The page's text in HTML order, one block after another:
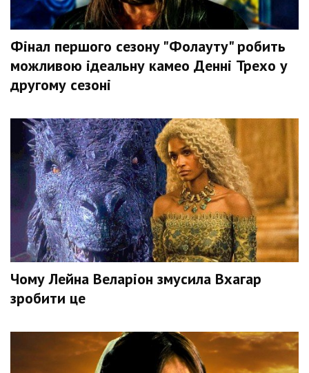
Фінал першого сезону "Фолауту" робить
можливою ідеальну камео Денні Трехо у
другому сезоні
Чому Лейна Веларіон змусила Вхагар
зробити це